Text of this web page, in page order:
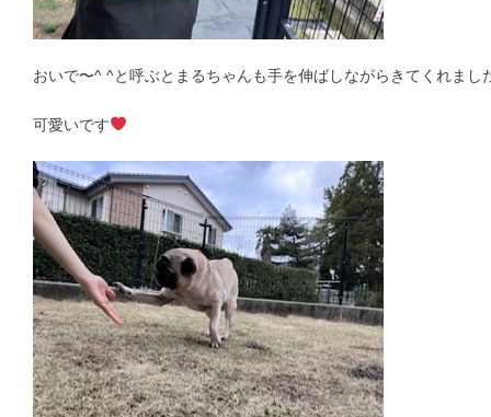
おいで〜^ ^と呼ぶとまるちゃんも手を伸ばしながらきてくれまし
可愛いです